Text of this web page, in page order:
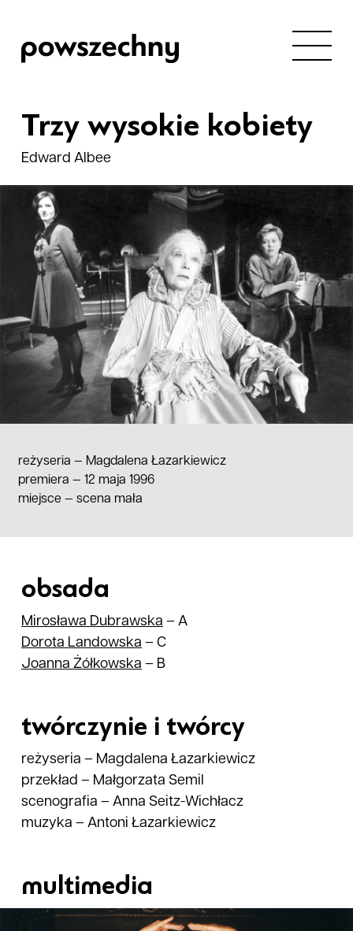
Trzy wysokie kobiety
Edward Albee
reżyseria — Magdalena Łazarkiewicz
premiera — 12 maja 1996
miejsce — scena mała
obsada
Mirosława Dubrawska – A
Dorota Landowska – C
Joanna Żółkowska – B
twórczynie i twórcy
reżyseria – Magdalena Łazarkiewicz
przekład – Małgorzata Semil
scenografia – Anna Seitz-Wichłacz
muzyka – Antoni Łazarkiewicz
multimedia